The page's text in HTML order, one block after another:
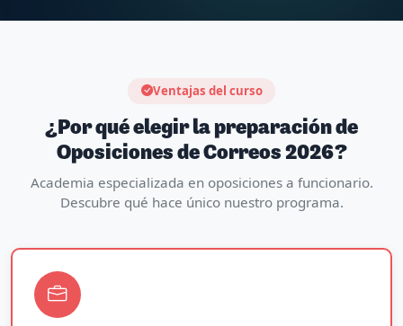
Ventajas del curso
¿Por qué elegir la preparación de
Oposiciones de Correos 2026?
Academia especializada en oposiciones a funcionario.
Descubre qué hace único nuestro programa.